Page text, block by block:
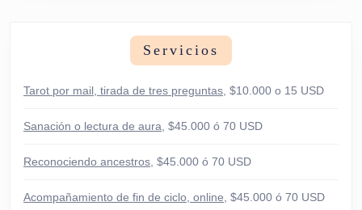
Servicios
Tarot por mail, tirada de tres preguntas , $10.000 o 15 USD
Sanación o lectura de aura , $45.000 ó 70 USD
Reconociendo ancestros , $45.000 ó 70 USD
Acompañamiento de fin de ciclo, online , $45.000 ó 70 USD